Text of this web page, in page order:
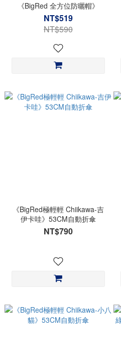
《BigRed 全方位防曬帽》
NT$519
NT$590
《BigRed極輕輕 Chiikawa-吉
伊卡哇》53CM自動折傘
NT$790